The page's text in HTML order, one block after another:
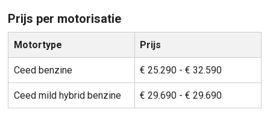
Prijs per motorisatie
Motortype Prijs
Ceed benzine € 25.290 - € 32.590
Ceed mild hybrid benzine € 29.690 - € 29.690